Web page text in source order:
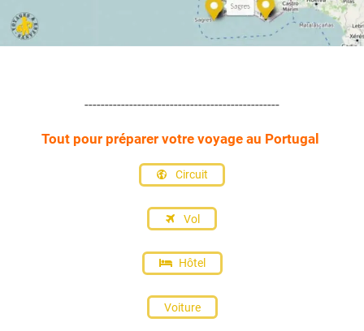
------------------------------------------------
Tout pour préparer votre voyage au Portugal
Circuit
Vol
Hôtel
Voiture